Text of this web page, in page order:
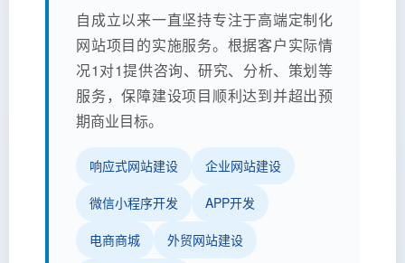
自成立以来一直坚持专注于高端定制化
网站项目的实施服务。根据客户实际情
况1对1提供咨询、研究、分析、策划等
服务，保障建设项目顺利达到并超出预
期商业目标。
响应式网站建设 企业网站建设
微信小程序开发 APP开发
电商商城 外贸网站建设